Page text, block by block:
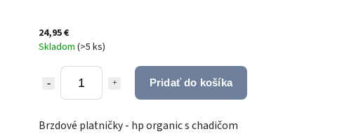
24,95 €
Skladom (>5 ks)
Pridať do košíka
Brzdové platničky - hp organic s chadičom